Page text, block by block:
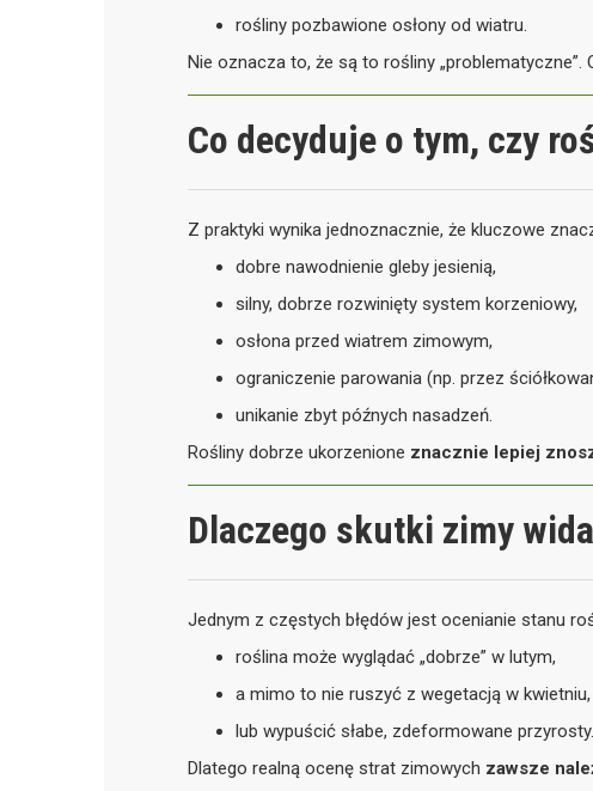
rośliny pozbawione osłony od wiatru.
Nie oznacza to, że są to rośliny „problematyczne”.
Co decyduje o tym, czy
Z praktyki wynika jednoznacznie, że kluczowe
dobre nawodnienie gleby jesienią,
silny, dobrze rozwinięty system korzeniowy,
osłona przed wiatrem zimowym,
ograniczenie parowania (np. przez
unikanie zbyt późnych nasadzeń.
Rośliny dobrze ukorzenione znacznie lepiej
Dlaczego skutki zimy
Jednym z częstych błędów jest ocenianie stanu
roślina może wyglądać „dobrze” w lutym,
a mimo to nie ruszyć z wegetacją w kwietniu,
lub wypuścić słabe, zdeformowane przyrosty.
Dlatego realną ocenę strat zimowych zawsze